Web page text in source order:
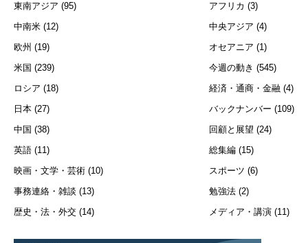
東南アジア (95)
中南米 (12)
欧州 (19)
米国 (239)
ロシア (18)
日本 (27)
中国 (38)
英語 (11)
映画・文学・芸術 (10)
事務連絡・雑談 (13)
歴史・法・外交 (14)
アフリカ (3)
中央アジア (4)
オセアニア (1)
今週の動き (545)
経済・通商・金融 (4)
バックナンバー (109)
回顧と展望 (24)
総集編 (15)
スポーツ (6)
勉強法 (2)
メディア・講演 (11)